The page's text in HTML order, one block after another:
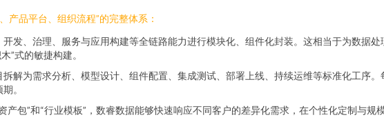
品平台、组织流程”的完整体系：
发、治理、服务与应用构建等全链路能力进行模块化、组件化封装。这相当于为数据
”式的敏捷构建。
解为需求分析、模型设计、组件配置、集成测试、部署上线、持续运维等标准化工序
。
产包”和“行业模板”，数睿数据能够快速响应不同客户的差异化需求，在个性化定制与规